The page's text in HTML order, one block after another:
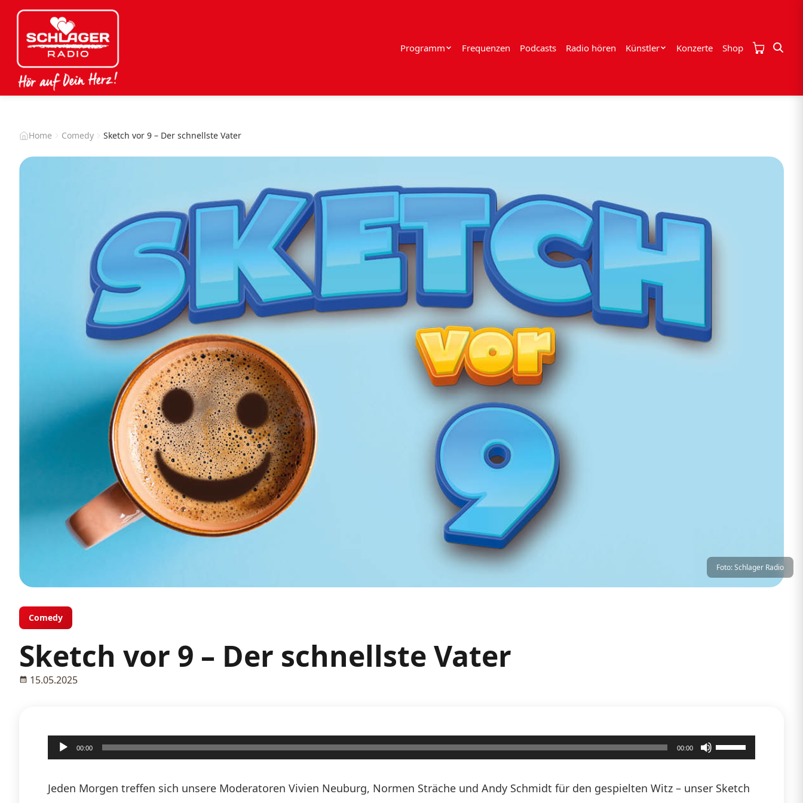
Programm Frequenzen Podcasts Radio hören Künstler Konzerte Shop
Home Comedy Sketch vor 9 – Der schnellste Vater
Foto: Schlager Radio
Comedy
Sketch vor 9 – Der schnellste Vater
15.05.2025
Audio-
Player
00:00 00:00
Pfeiltasten
benutzen,
Jeden Morgen treffen sich unsere Moderatoren Vivien Neuburg, Normen Sträche und Andy Schmidt für den gespielten Witz – unser Sketch